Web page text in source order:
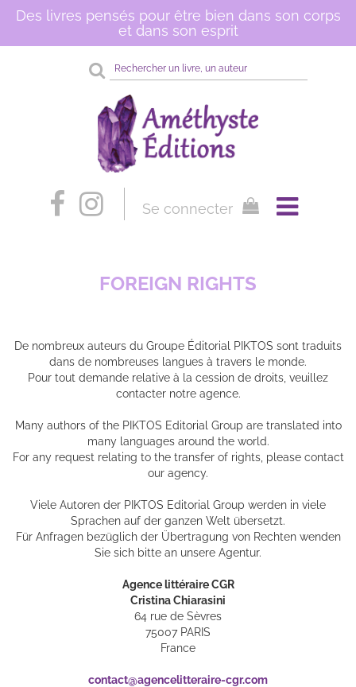
Des livres pensés pour être bien dans son corps
et dans son esprit
Rechercher
sur
site
Se connecter
FOREIGN RIGHTS
De nombreux auteurs du Groupe Éditorial PIKTOS sont traduits
dans de nombreuses langues à travers le monde.
Pour tout demande relative à la cession de droits, veuillez
contacter notre agence.
Many authors of the PIKTOS Editorial Group are translated into
many languages around the world.
For any request relating to the transfer of rights, please contact
our agency.
Viele Autoren der PIKTOS Editorial Group werden in viele
Sprachen auf der ganzen Welt übersetzt.
Für Anfragen bezüglich der Übertragung von Rechten wenden
Sie sich bitte an unsere Agentur.
Agence littéraire CGR
Cristina Chiarasini
64 rue de Sèvres
75007 PARIS
France
contact@agencelitteraire-cgr.com